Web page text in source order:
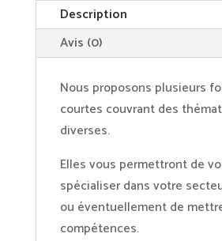
-
Description
Avis (0)
Nous proposons plusieurs
courtes couvrant des
diverses.
Elles vous permettront de
spécialiser dans votre
ou éventuellement de
compétences.